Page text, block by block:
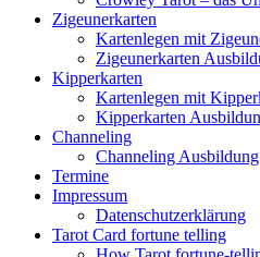
Zigeunerkarten
Kartenlegen mit
Zigeunerkarten
Kipperkarten
Kartenlegen mit
Kipperkarten
Channeling
Channeling Ausbildung
Termine
Impressum
Datenschutzerklärung
Tarot Card fortune telling